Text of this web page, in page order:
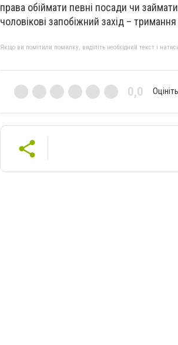
права обіймати певні посади чи
чоловікові запобіжний захід –
Якщо ви помітили помилку, виділіть необхідний текст і
0,0